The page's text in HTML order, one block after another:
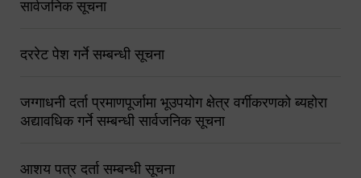
सार्वजनिक सूचना
दररेट पेश गर्ने सम्बन्धी सूचना
जग्गाधनी दर्ता प्रमाणपूर्जामा भूउपयोग क्षेत्र वर्गीकरणको ब्यहोरा
अद्यावधिक गर्ने सम्बन्धी सार्वजनिक सूचना
आशय पत्र दर्ता सम्बन्धी सूचना